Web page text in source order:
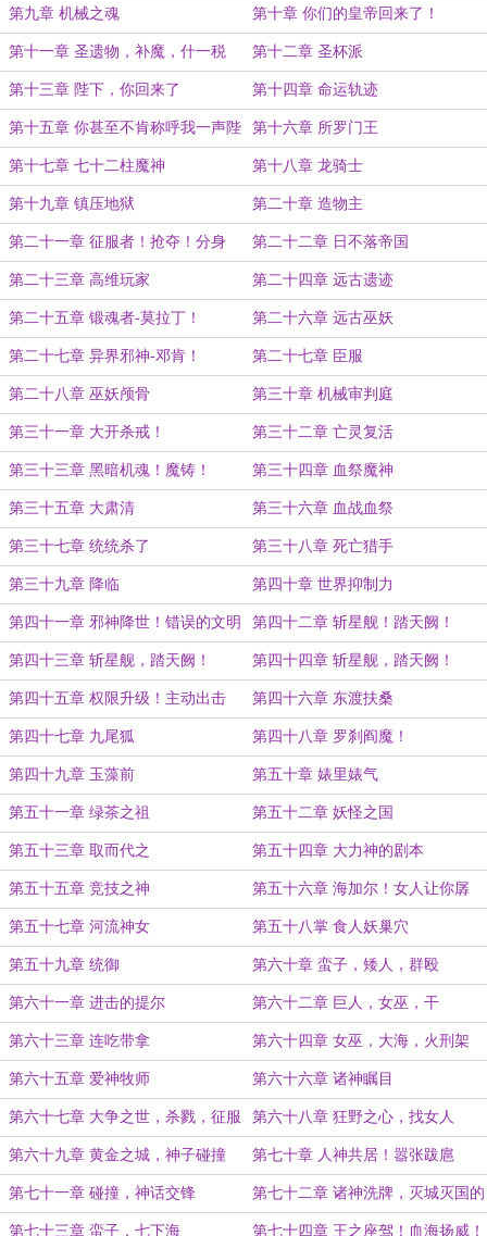
第九章 机械之魂 第十章 你们的皇帝回来了！
第十一章 圣遗物，补魔，什一税 第十二章 圣杯派
第十三章 陛下，你回来了 第十四章 命运轨迹
第十五章 你甚至不肯称呼我一声陛
下！
第十六章 所罗门王
第十七章 七十二柱魔神 第十八章 龙骑士
第十九章 镇压地狱 第二十章 造物主
第二十一章 征服者！抢夺！分身 第二十二章 日不落帝国
第二十三章 高维玩家 第二十四章 远古遗迹
第二十五章 锻魂者-莫拉丁！ 第二十六章 远古巫妖
第二十七章 异界邪神-邓肯！ 第二十七章 臣服
第二十八章 巫妖颅骨 第三十章 机械审判庭
第三十一章 大开杀戒！ 第三十二章 亡灵复活
第三十三章 黑暗机魂！魔铸！ 第三十四章 血祭魔神
第三十五章 大肃清 第三十六章 血战血祭
第三十七章 统统杀了 第三十八章 死亡猎手
第三十九章 降临 第四十章 世界抑制力
第四十一章 邪神降世！错误的文明
分支
第四十二章 斩星舰！踏天阙！
（一）
第四十三章 斩星舰，踏天阙！
（二）
第四十四章 斩星舰，踏天阙！
（完）
第四十五章 权限升级！主动出击 第四十六章 东渡扶桑
第四十七章 九尾狐 第四十八章 罗刹阎魔！
第四十九章 玉藻前 第五十章 婊里婊气
第五十一章 绿茶之祖 第五十二章 妖怪之国
第五十三章 取而代之 第五十四章 大力神的剧本
第五十五章 竞技之神 第五十六章 海加尔！女人让你孱
弱！
第五十七章 河流神女 第五十八掌 食人妖巢穴
第五十九章 统御 第六十章 蛮子，矮人，群殴
第六十一章 进击的提尔 第六十二章 巨人，女巫，干
第六十三章 连吃带拿 第六十四章 女巫，大海，火刑架
第六十五章 爱神牧师 第六十六章 诸神瞩目
第六十七章 大争之世，杀戮，征服 第六十八章 狂野之心，找女人
第六十九章 黄金之城，神子碰撞 第七十章 人神共居！嚣张跋扈
第七十一章 碰撞，神话交锋 第七十二章 诸神洗牌，灭城灭国的
时代
第七十三章 蛮子，七下海 第七十四章 王之座驾！血海扬威！